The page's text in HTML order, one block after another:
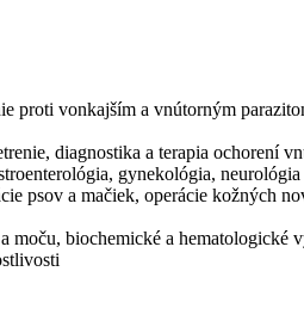
proti vonkajším a vnútorným
diagnostika a terapia ochorení
gynekológia, neurológia
psov a mačiek, operácie kožných
moču, biochemické a